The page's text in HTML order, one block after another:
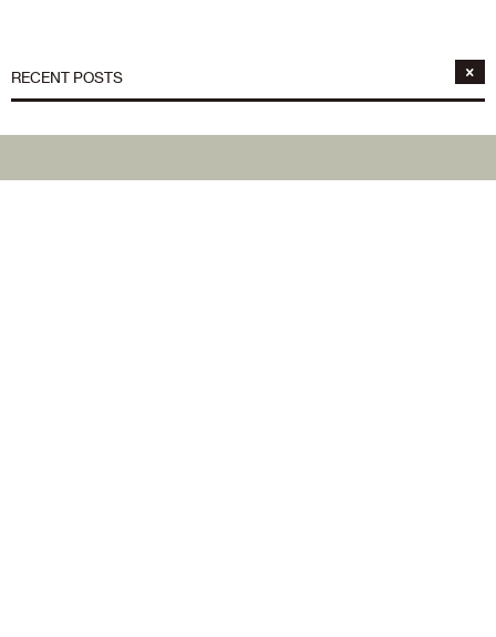
RECENT POSTS